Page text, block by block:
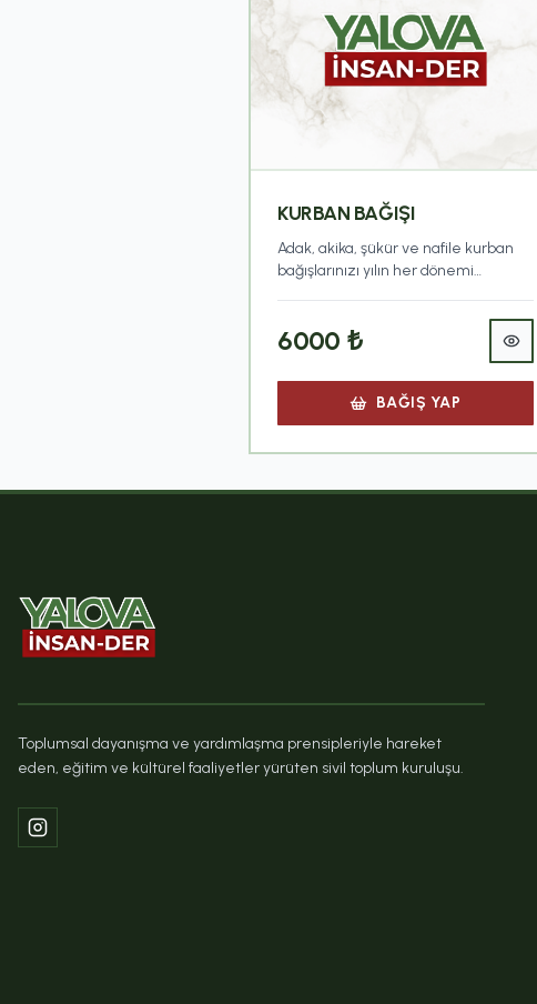
KURBAN BAĞIŞI
Adak, akika, şükür ve nafile kurban
bağışlarınızı yılın her dönemi
ulaştırıyoruz. Kurbanlarınız, İslami
usullere uygun olarak kesilmekte ve
yetimlere, medrese talebelerine ve
ihtiyaç sahibi ailelere
dağıtılmaktadır.
6000 ₺
BAĞIŞ YAP
Toplumsal dayanışma ve yardımlaşma prensipleriyle hareket
eden, eğitim ve kültürel faaliyetler yürüten sivil toplum kuruluşu.